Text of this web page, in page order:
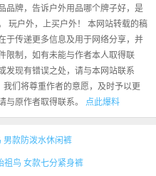
品牌，告诉户外用品哪个牌子好，是
玩户外，上买户外！ 本网站转载的稿
于传递更多信息及用于网络分享，并
限制，如有未能与作者本人取得联
发现有错误之处，请与本网站联系
我们将尊重作者的意愿，及时予以更
与原作者取得联系。 点此爆料
男款防泼水休闲裤
祖鸟 女款七分紧身裤